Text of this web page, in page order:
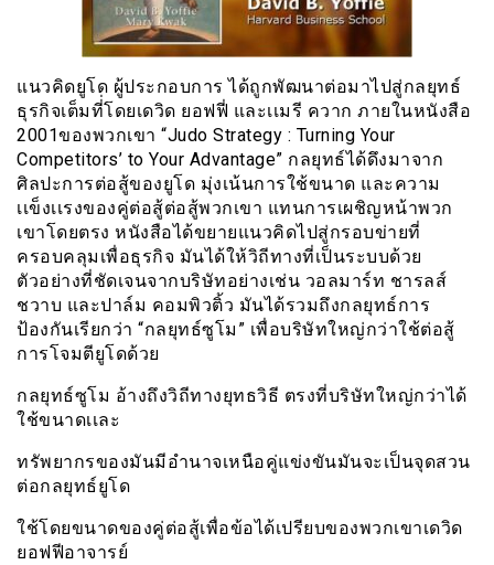
แนวคิดยูโด ผู้ประกอบการ ได้ถูกพัฒนาต่อมาไปสู่กลยุทธ์
ธุรกิจเต็มที่่โดยเดวิด ยอฟฟี่ และเเมรี ควาก ภายในหนังสือ
2001ของพวกเขา “Judo Strategy : Turning Your
Competitors’ to Your Advantage” กลยุทธ์ได้ดึงมาจาก
ศิลปะการต่อสู้ของยูโด มุ่งเน้นการใช้ขนาด และความ
เเข็งเเรงของคู่ต่อสู้ต่อสู้พวกเขา แทนการเผชิญหน้าพวก
เขาโดยตรง หนังสือได้ขยายแนวคิดไปสู่กรอบข่ายที่
ครอบคลุมเพื่อธุรกิจ มันได้ให้วิถีทางที่เป็นระบบด้วย
ตัวอย่างที่ชัดเจนจากบริษัทอย่างเช่น วอลมาร์ท ชารลส์
ชวาบ และปาล์ม คอมพิวติ้ว มันได้รวมถึงกลยุทธ์การ
ป้องกันเรียกว่า “กลยุทธ์ซูโม” เพื่อบริษัทใหญ่กว่าใช้ต่อสู้
การโจมตียูโดด้วย
กลยุทธ์ซูโม อ้างถึงวิถีทางยุทธวิธี ตรงที่บริษัทใหญ่กว่าได้
ใช้ขนาดเเละ
ทรัพยากรของมันมีอำนาจเหนือคู่แข่งขันมันจะเป็นจุดสวน
ต่อกลยุทธ์ยูโด
ใช้โดยขนาดของคู่ต่อสู้เพื่อข้อได้เปรียบของพวกเขาเดวิด
ยอฟฟีอาจารย์